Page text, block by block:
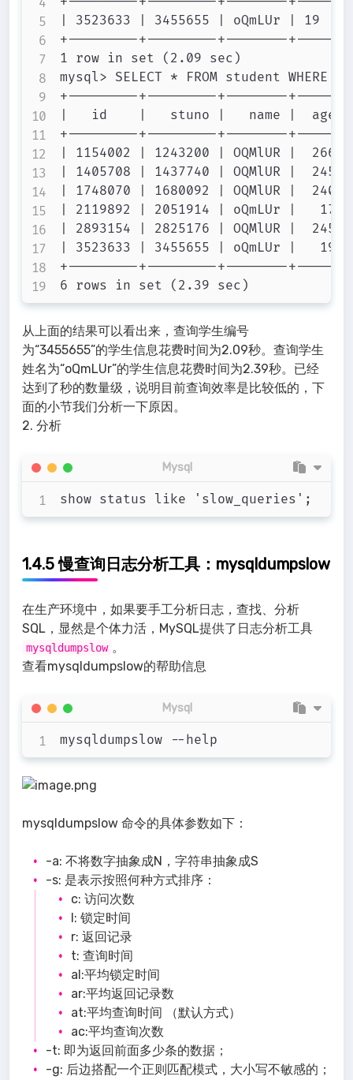
| 3523633 | 3455655 | oQmLUr | 19 |
+---------+---------+--------+------
1 row in set (2.09 sec)
mysql> SELECT * FROM student WHERE
+---------+---------+--------+------
|   id    |   stuno |   name |  age
+---------+---------+--------+------
| 1154002 | 1243200 | OQMlUR |
| 1405708 | 1437740 | OQMlUR |
| 1748070 | 1680092 | OQMlUR |
| 2119892 | 2051914 | oQmLUr |
| 2893154 | 2825176 | OQMlUR |
| 3523633 | 3455655 | oQmLUr |
+---------+---------+--------+------
从上面的结果可以看出来，查询学生编号
为“3455655”的学生信息花费时间为2.09秒。查询学生
姓名为“oQmLUr”的学生信息花费时间为2.39秒。已经
达到了秒的数量级，说明目前查询效率是比较低的，下
面的小节我们分析一下原因。
2. 分析
Mysql
1.4.5 慢查询日志分析工具：mysqldumpslow
在生产环境中，如果要手工分析日志，查找、分析
SQL，显然是个体力活，MySQL提供了日志分析工具
mysqldumpslow 。
查看mysqldumpslow的帮助信息
Mysql
mysqldumpslow 命令的具体参数如下：
-a: 不将数字抽象成N，字符串抽象成S
-s: 是表示按照何种方式排序：
c: 访问次数
l: 锁定时间
r: 返回记录
t: 查询时间
al:平均锁定时间
ar:平均返回记录数
at:平均查询时间 （默认方式）
ac:平均查询次数
-t: 即为返回前面多少条的数据；
-g: 后边搭配一个正则匹配模式，大小写不敏感的；